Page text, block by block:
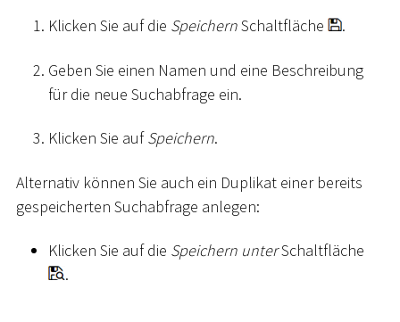
Klicken Sie auf die SpeichernSchaltfläche .
Geben Sie einen Namen und eine Beschreibung
für die neue Suchabfrage ein.
Klicken Sie aufSpeichern.
Alternativ können Sie auch ein Duplikat einer bereits
gespeicherten Suchabfrage anlegen:
Klicken Sie auf die Speichern unterSchaltfläche
.